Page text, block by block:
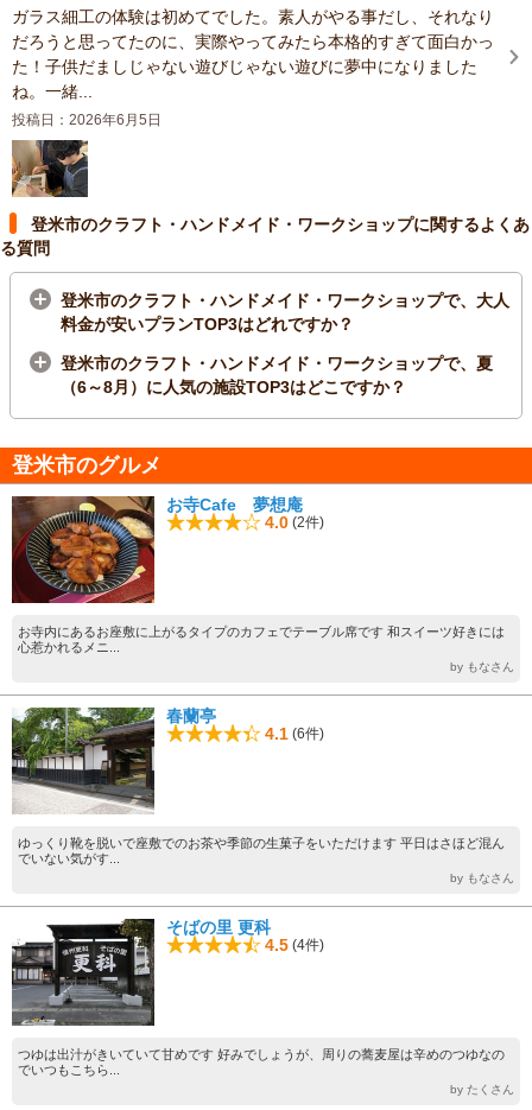
ガラス細工の体験は初めてでした。素人がやる事だし、それなり
だろうと思ってたのに、実際やってみたら本格的すぎて面白かっ
た！子供だましじゃない遊びじゃない遊びに夢中になりました
ね。一緒...
投稿日：2026年6月5日
登米市のクラフト・ハンドメイド・ワークショップに関するよくあ
る質問
登米市のクラフト・ハンドメイド・ワークショップで、大人
料金が安いプランTOP3はどれですか？
登米市のクラフト・ハンドメイド・ワークショップで、夏
（6～8月）に人気の施設TOP3はどこですか？
登米市のグルメ
お寺Cafe 夢想庵
4.0 (2件)
お寺内にあるお座敷に上がるタイプのカフェでテーブル席です 和スイーツ好きには
心惹かれるメニ...
by もなさん
春蘭亭
4.1 (6件)
ゆっくり靴を脱いで座敷でのお茶や季節の生菓子をいただけます 平日はさほど混ん
でいない気がす...
by もなさん
そばの里 更科
4.5 (4件)
つゆは出汁がきいていて甘めです 好みでしょうが、周りの蕎麦屋は辛めのつゆなの
でいつもこちら...
by たくさん